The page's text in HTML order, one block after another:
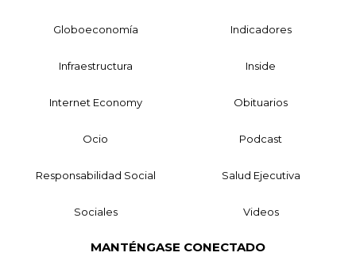
Globoeconomía Indicadores
Infraestructura Inside
Internet Economy Obituarios
Ocio Podcast
Responsabilidad Social Salud Ejecutiva
Sociales Videos
MANTÉNGASE CONECTADO